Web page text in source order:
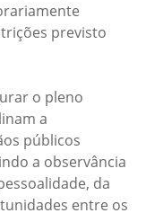
previsto
o pleno
a
públicos
a observância
da
entre os